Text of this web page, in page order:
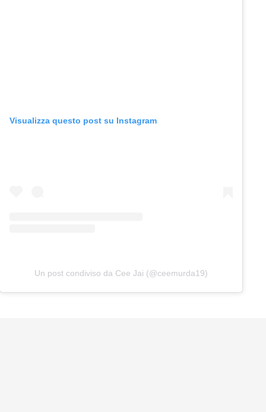
Visualizza questo post su Instagram
Un post condiviso da Cee Jai (@ceemurda19)